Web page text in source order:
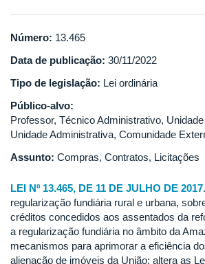
Número: 13.465
Data de publicação: 30/11/2022
Tipo de legislação: Lei ordinária
Público-alvo:
Professor, Técnico Administrativo,
Unidade Administrativa, Comunidade
Assunto: Compras, Contratos, Licitações
LEI Nº 13.465, DE 11 DE JULHO DE 2017.
regularização fundiária rural e urbana,
créditos concedidos aos assentados da
a regularização fundiária no âmbito da
mecanismos para aprimorar a eficiência
alienação de imóveis da União; altera as